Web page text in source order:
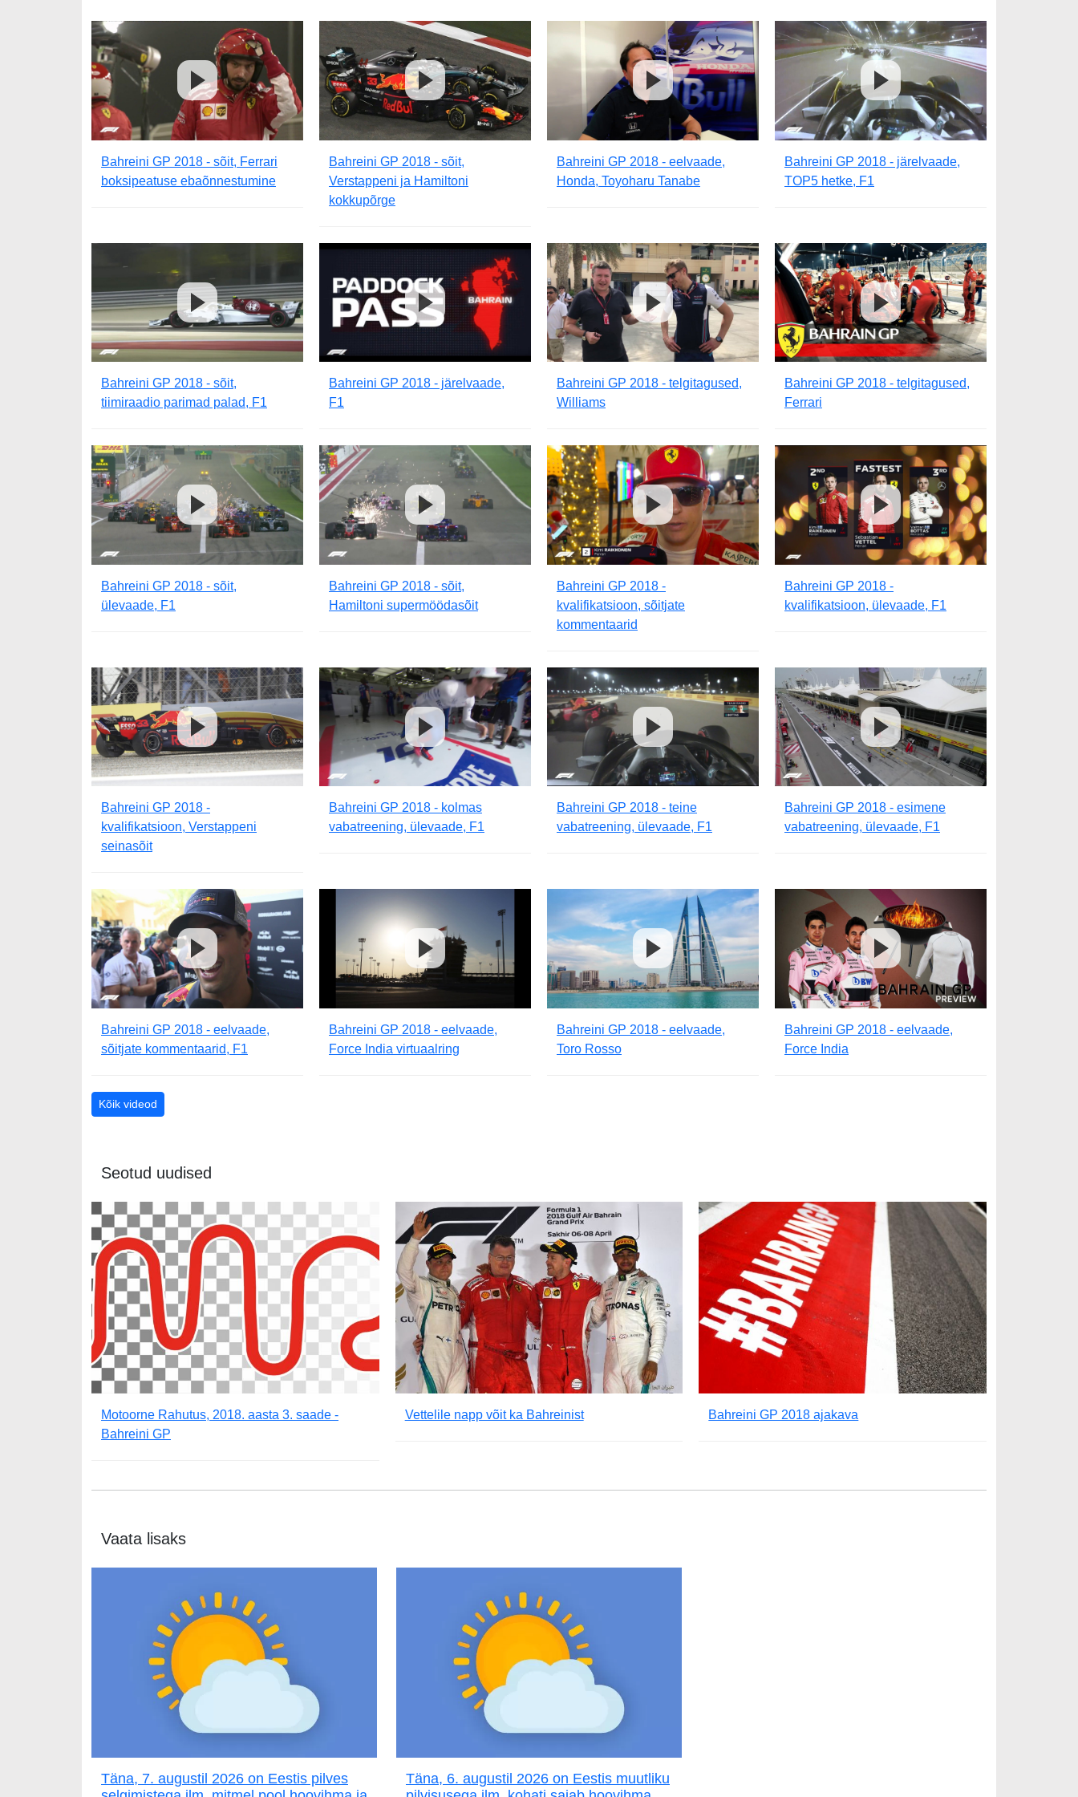
Bahreini GP 2018 - sõit, Ferrari
boksipeatuse ebaõnnestumine
Bahreini GP 2018 - sõit,
Verstappeni ja Hamiltoni
kokkupõrge
Bahreini GP 2018 - eelvaade,
Honda, Toyoharu Tanabe
Bahreini GP 2018 - järelvaade,
TOP5 hetke, F1
Bahreini GP 2018 - sõit,
tiimiraadio parimad palad, F1
Bahreini GP 2018 - järelvaade,
F1
Bahreini GP 2018 - telgitagused,
Williams
Bahreini GP 2018 - telgitagused,
Ferrari
Bahreini GP 2018 - sõit,
ülevaade, F1
Bahreini GP 2018 - sõit,
Hamiltoni supermöödasõit
Bahreini GP 2018 -
kvalifikatsioon, sõitjate
kommentaarid
Bahreini GP 2018 -
kvalifikatsioon, ülevaade, F1
Bahreini GP 2018 -
kvalifikatsioon, Verstappeni
seinasõit
Bahreini GP 2018 - kolmas
vabatreening, ülevaade, F1
Bahreini GP 2018 - teine
vabatreening, ülevaade, F1
Bahreini GP 2018 - esimene
vabatreening, ülevaade, F1
Bahreini GP 2018 - eelvaade,
sõitjate kommentaarid, F1
Bahreini GP 2018 - eelvaade,
Force India virtuaalring
Bahreini GP 2018 - eelvaade,
Toro Rosso
Bahreini GP 2018 - eelvaade,
Force India
Kõik videod
Seotud uudised
Motoorne Rahutus, 2018. aasta 3. saade -
Bahreini GP
Vettelile napp võit ka Bahreinist Bahreini GP 2018 ajakava
Vaata lisaks
Täna, 7. augustil 2026 on Eestis pilves
Täna, 6. augustil 2026 on Eestis muutliku